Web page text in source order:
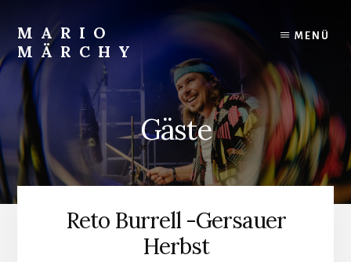
content
MARIO
MÄRCHY
Live
Studiodrummer
MENÜ
Gäste
Reto Burrell -Gersauer
Herbst